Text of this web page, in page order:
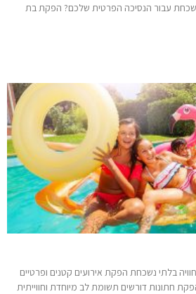
נשכחת עבור הנסיכה הפרטית שלכם? הפקת בת
בלתי נשכחת הפקת אירועים קטנים ופרטיים
חתונות דורשים תשומת לב מיוחדת וחווייתית